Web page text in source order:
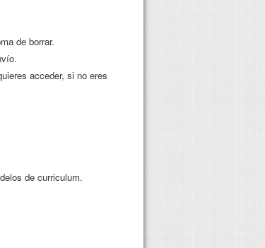
de borrar.
acceder, si no eres
de curriculum.